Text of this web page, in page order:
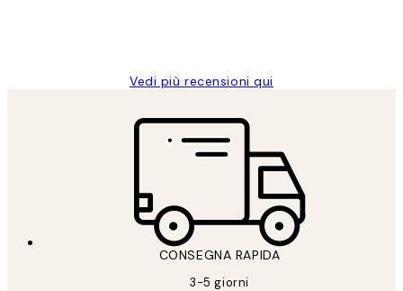
Vedi più recensioni qui
CONSEGNA RAPIDA
3-5 giorni